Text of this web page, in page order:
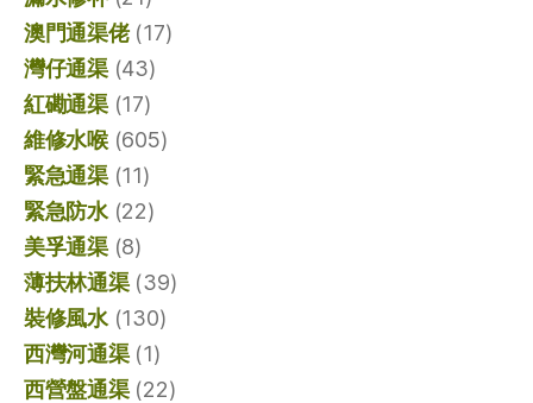
澳門通渠佬(17)
灣仔通渠(43)
紅磡通渠(17)
維修水喉(605)
緊急通渠(11)
緊急防水(22)
美孚通渠(8)
薄扶林通渠(39)
裝修風水(130)
西灣河通渠(1)
西營盤通渠(22)